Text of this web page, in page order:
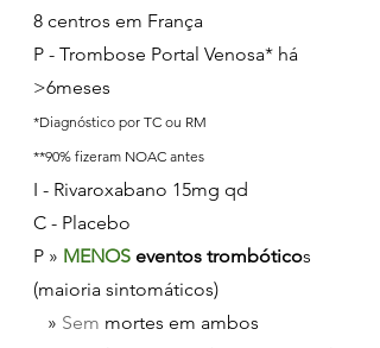
8 centros em França
P - Trombose Portal Venosa* há
>6meses
*Diagnóstico por TC ou RM
**90% fizeram NOAC antes
I - Rivaroxabano 15mg qd
C - Placebo
P » MENOS eventos trombóticos
(maioria sintomáticos)
   »
Sem mortes em ambos